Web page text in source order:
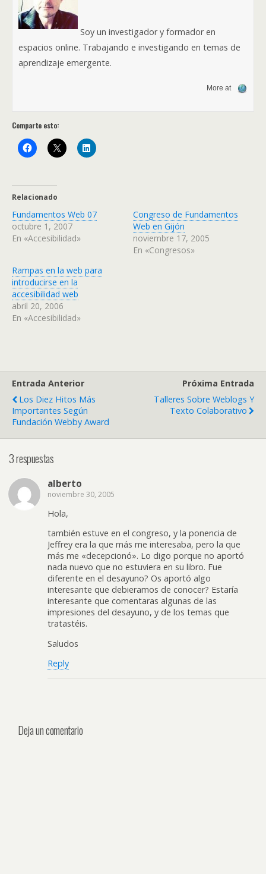
Soy un investigador y formador en
espacios online. Trabajando e investigando en temas de
aprendizaje emergente.
More at
Comparte esto:
Relacionado
Fundamentos Web 07
octubre 1, 2007
En «Accesibilidad»
Congreso de Fundamentos
Web en Gijón
noviembre 17, 2005
En «Congresos»
Rampas en la web para
introducirse en la
accesibilidad web
abril 20, 2006
En «Accesibilidad»
Entrada Anterior
Los Diez Hitos Más
Importantes Según
Fundación Webby Award
Próxima Entrada
Talleres Sobre Weblogs Y
Texto Colaborativo
3 respuestas
alberto
noviembre 30, 2005
Hola,
también estuve en el congreso, y la ponencia de
Jeffrey era la que más me interesaba, pero la que
más me «decepcionó». Lo digo porque no aportó
nada nuevo que no estuviera en su libro. Fue
diferente en el desayuno? Os aportó algo
interesante que debieramos de conocer? Estaría
interesante que comentaras algunas de las
impresiones del desayuno, y de los temas que
tratastéis.
Saludos
Reply
Deja un comentario